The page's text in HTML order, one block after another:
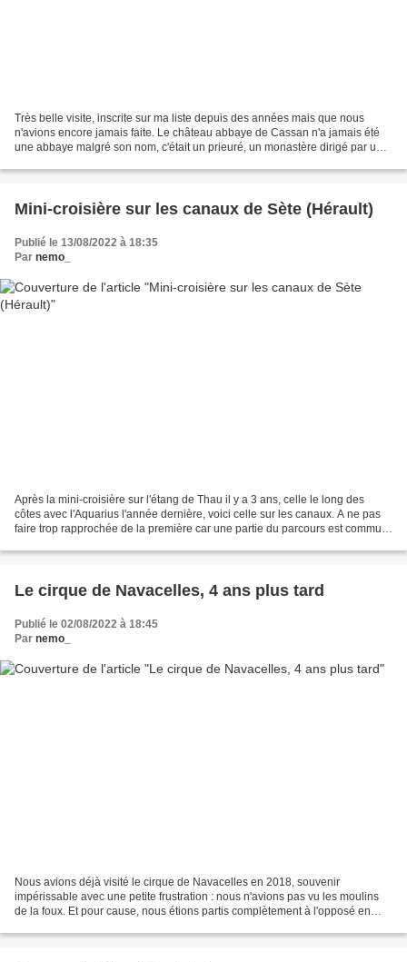
Très belle visite, inscrite sur ma liste depuis des années mais que nous
n'avions encore jamais faite. Le château abbaye de Cassan n'a jamais été
une abbaye malgré son nom, c'était un prieuré, un monastère dirigé par un
Mini-croisière sur les canaux de Sète (Hérault)
Publié le 13/08/2022 à 18:35
Par nemo_
Après la mini-croisière sur l'étang de Thau il y a 3 ans, celle le long des
côtes avec l'Aquarius l'année dernière, voici celle sur les canaux. A ne pas
faire trop rapprochée de la première car une partie du parcours est commun,
Le cirque de Navacelles, 4 ans plus tard
Publié le 02/08/2022 à 18:45
Par nemo_
Nous avions déjà visité le cirque de Navacelles en 2018, souvenir
impérissable avec une petite frustration : nous n'avions pas vu les moulins
de la foux. Et pour cause, nous étions partis complètement à l'opposé en